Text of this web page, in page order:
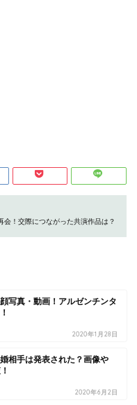
！交際につながった共演作品は？
写真・動画！アルゼンチンタ
2020年1月28日
相手は発表された？画像や
2020年6月2日